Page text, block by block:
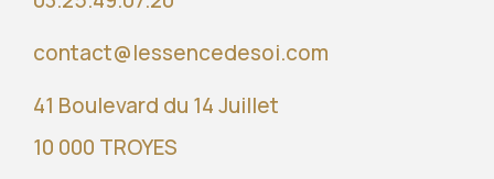
contact@lessencedesoi.com
41 Boulevard du 14 Juillet
10 000 TROYES